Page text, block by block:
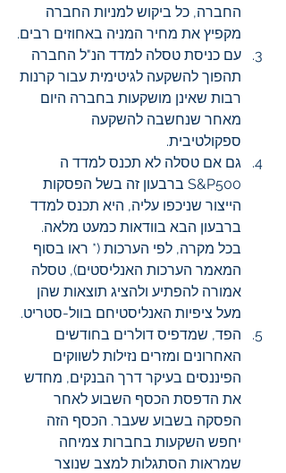
החברה, כל ביקוש למניות החברה
מקפיץ את מחיר המניה באחוזים רבים.
עם כניסת טסלה למדד הנ"ל החברה
תהפוך להשקעה לגיטימית עבור קרנות
רבות שאינן מושקעות בחברה היום
מאחר שנחשבה להשקעה
ספקולטיבית.
גם אם טסלה לא תכנס למדד ה
S&P500 ברבעון זה בשל הפסקות
הייצור שניכפו עליה, היא תכנס למדד
ברבעון הבא בוודאות כמעט מלאה.
בכל מקרה, לפי הערכות (* ראו בסוף
המאמר הערכות האנליסטים), טסלה
אמורה להפתיע ולהציג תוצאות שהן
מעל ציפיות האנליסטיחם בוול-סטריט.
הפד, שמדפיס דולרים בחודשים
האחרונים ומזרים נזילות לשווקים
הפיננסים בעיקר דרך הבנקים, מחדש
את הדפסת הכסף השבוע לאחר
הפסקה בשבוע שעבר. הכסף הזה
יחפש השקעות בחברות צמיחה
שמראות הסתגלות למצב שנוצר